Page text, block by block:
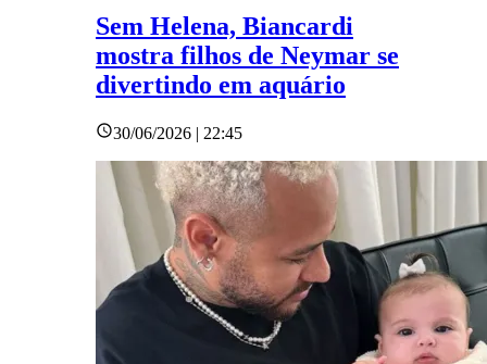
Sem Helena, Biancardi
mostra filhos de Neymar se
divertindo em aquário
30/06/2026 | 22:45